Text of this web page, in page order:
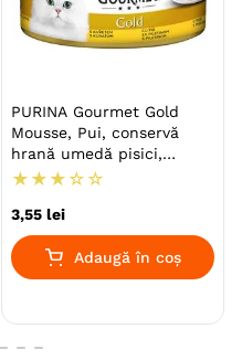
PURINA Gourmet Gold
Mousse, Pui, conservă
hrană umedă pisici,
(pate), 85g
★ ★ ★ ☆ ☆
3,55 lei
Adaugă în coș